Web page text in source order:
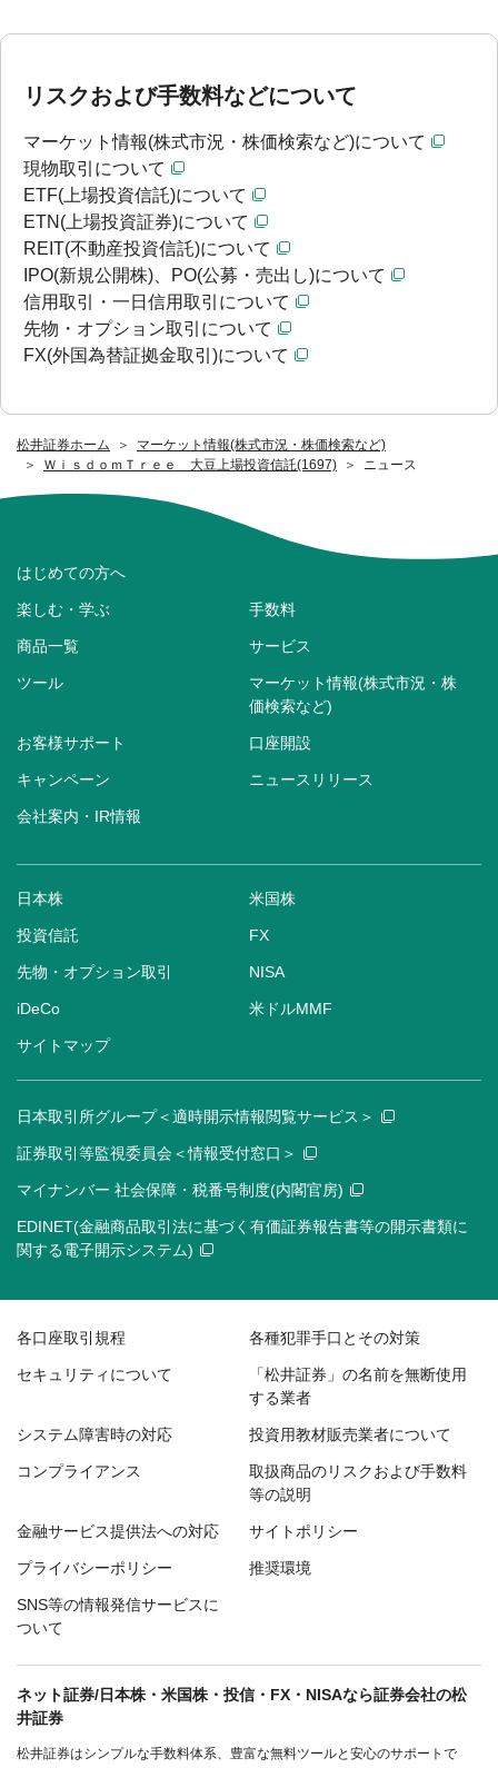
松井証券ホーム
マーケット情報(株式市況・株価検索など)
ＷｉｓｄｏｍＴｒｅｅ 大豆上場投資信託(1697)
ニュース
リスクおよび手数料などについて
マーケット情報(株式市況・株価検索など)について
現物取引について
ETF(上場投資信託)について
ETN(上場投資証券)について
REIT(不動産投資信託)について
IPO(新規公開株)、PO(公募・売出し)について
信用取引・一日信用取引について
先物・オプション取引について
FX(外国為替証拠金取引)について
はじめての方へ
楽しむ・学ぶ 手数料
商品一覧 サービス
ツール
マーケット情報(株式市況・株
価検索など)
お客様サポート 口座開設
キャンペーン ニュースリリース
会社案内・IR情報
日本株 米国株
投資信託 FX
先物・オプション取引 NISA
iDeCo 米ドルMMF
サイトマップ
日本取引所グループ＜適時開示情報閲覧サービス＞
証券取引等監視委員会＜情報受付窓口＞
マイナンバー 社会保障・税番号制度(内閣官房)
EDINET(金融商品取引法に基づく有価証券報告書等の開示書類に
関する電子開示システム)
各口座取引規程 各種犯罪手口とその対策
セキュリティについて
「松井証券」の名前を無断使用
する業者
システム障害時の対応 投資用教材販売業者について
コンプライアンス
取扱商品のリスクおよび手数料
等の説明
金融サービス提供法への対応 サイトポリシー
プライバシーポリシー 推奨環境
SNS等の情報発信サービスに
ついて
ネット証券/日本株・米国株・投信・FX・NISAなら証券会社の松
井証券
松井証券はシンプルな手数料体系、豊富な無料ツールと安心のサポートで